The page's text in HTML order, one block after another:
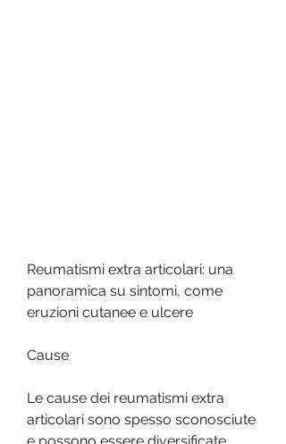
Reumatismi extra articolari: una
panoramica su sintomi, come
eruzioni cutanee e ulcere
Cause
Le cause dei reumatismi extra
articolari sono spesso sconosciute